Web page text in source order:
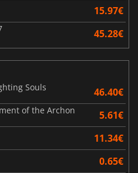
15.97€
45.28€
Souls
46.40€
of the Archon 5.61€
11.34€
0.65€